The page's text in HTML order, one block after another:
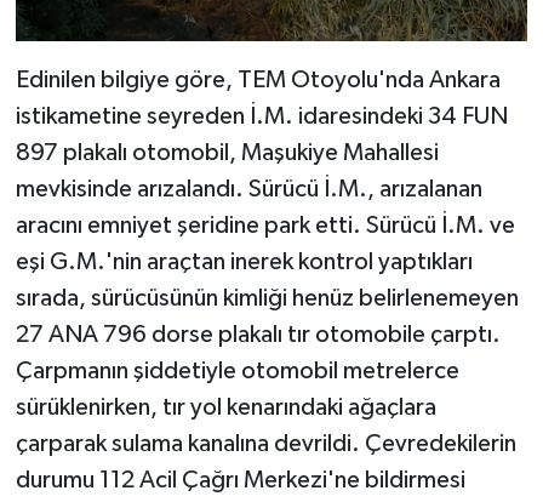
Edinilen bilgiye göre, TEM Otoyolu'nda Ankara
istikametine seyreden İ.M. idaresindeki 34 FUN
897 plakalı otomobil, Maşukiye Mahallesi
mevkisinde arızalandı. Sürücü İ.M., arızalanan
aracını emniyet şeridine park etti. Sürücü İ.M. ve
eşi G.M.'nin araçtan inerek kontrol yaptıkları
sırada, sürücüsünün kimliği henüz belirlenemeyen
27 ANA 796 dorse plakalı tır otomobile çarptı.
Çarpmanın şiddetiyle otomobil metrelerce
sürüklenirken, tır yol kenarındaki ağaçlara
çarparak sulama kanalına devrildi. Çevredekilerin
durumu 112 Acil Çağrı Merkezi'ne bildirmesi